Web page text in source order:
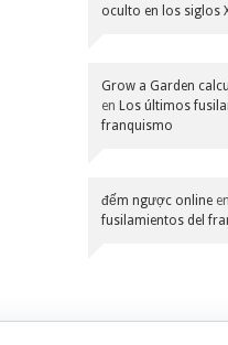
oculto en los siglos
Grow a Garden
en Los últimos
franquismo
đếm ngược online en
fusilamientos del